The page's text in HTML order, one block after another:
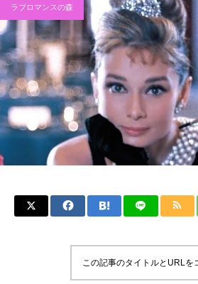
ラブロマンスの森
この記事のタイトルとURLを